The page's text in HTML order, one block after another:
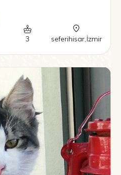
3 seferihisar,İzmir